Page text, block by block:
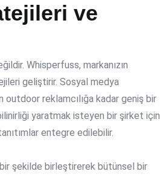
ve
Whisperfuss, markanızın
geliştirir. Sosyal medya
outdoor reklamcılığa kadar geniş bir
yaratmak isteyen bir şirket için
entegre edilebilir.
şekilde birleştirerek bütünsel bir